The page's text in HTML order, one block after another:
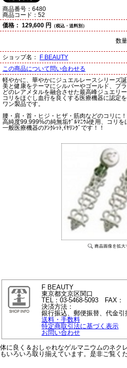
商品番号： 6480
商品コード： 52
価格： 129,600 円 （税込・送料別）
数量
ショップ名： F BEAUTY
この商品について問い合わせる
軽やかに、華やかにジュエルレースシリーズ誕
美と健康をテーマにシルバーやゴールド、プ
どのレアメタルを融合させた最高峰ジュエリー
コリをほぐし血行を良くする医療機器に認定
ワン製品です。
腰・肩・首・ヒジ・ヒザ・筋肉などのコリに！
高純度99.999%の純無垢ｹﾞﾙﾏﾆｳﾑ使用、コリを
一般医療機器のｱﾝｸﾚｯﾄ,ｲﾔﾘﾝｸﾞです！！
F BEAUTY
東京都文京区関口
TEL：03-5468-5093 FAX：
決済方法：
銀行振込、郵便振替、代金引
送料・手数料
特定商取引法に基づく表示
お問い合わせ
体に良く＆おしゃれなゲルマニウムのネク
もいろいろ取り揃えています。是非ご覧く